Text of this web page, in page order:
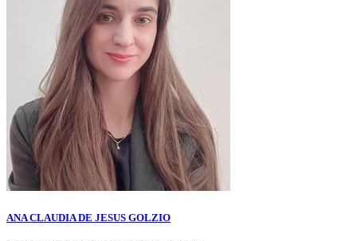
ANA CLAUDIA DE JESUS GOLZIO